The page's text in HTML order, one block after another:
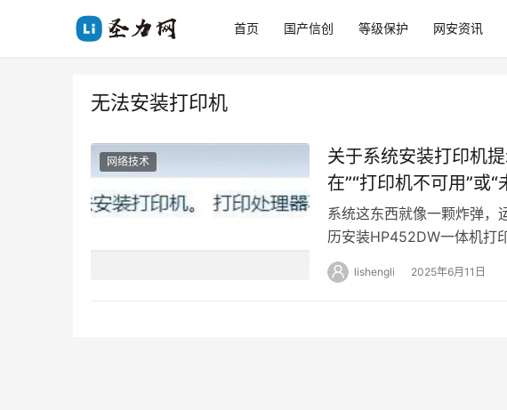
首页 国产信创 等级保护 网安资讯
无法安装打印机
网络技术
关于系统安装打印机
在”“打印机不可用”或“
系统这东西就像一颗炸弹，
历安装HP452DW一体机打
线问题换了一条问题一样存
lishengli 2025年6月11日